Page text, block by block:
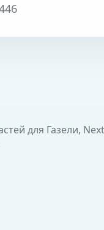
для Газели,